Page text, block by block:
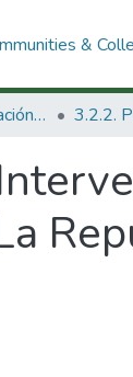
&
3. Recursos de Información Científica y Tecnológica